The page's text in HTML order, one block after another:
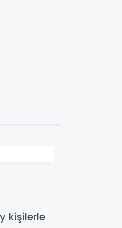
kişilerle